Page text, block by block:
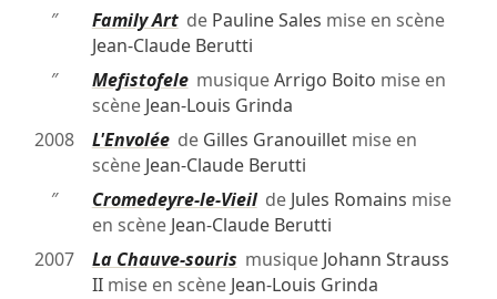
″
Family Artde Pauline Sales mise en scène
Jean-Claude Berutti
″
MefistofelemusiqueArrigo Boito mise en
scène Jean-Louis Grinda
2008
L'Envoléede Gilles Granouilletmise en
scène Jean-Claude Berutti
″
Cromedeyre-le-Vieilde Jules Romains mise
en scène Jean-Claude Berutti
2007
La Chauve-souris musique Johann Strauss
IImise en scène Jean-Louis Grinda